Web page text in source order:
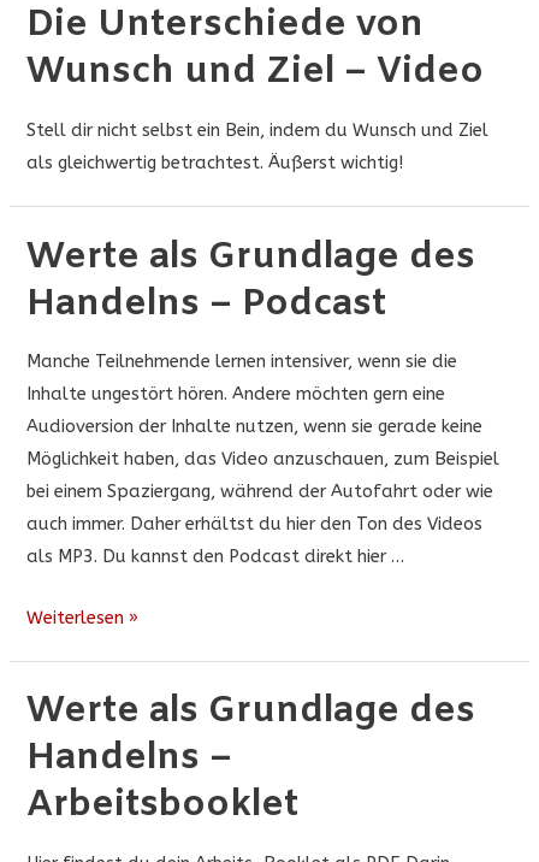
Wunsch
und
–
Arbeitsbooklet
Die Unterschiede von
Wunsch und Ziel – Video
Stell dir nicht selbst ein Bein, indem du Wunsch und Ziel
als gleichwertig betrachtest. Äußerst wichtig!
Werte als Grundlage des
Handelns – Podcast
Manche Teilnehmende lernen intensiver, wenn sie die
Inhalte ungestört hören. Andere möchten gern eine
Audioversion der Inhalte nutzen, wenn sie gerade keine
Möglichkeit haben, das Video anzuschauen, zum Beispiel
bei einem Spaziergang, während der Autofahrt oder wie
auch immer. Daher erhältst du hier den Ton des Videos
als MP3. Du kannst den Podcast direkt hier …
Werte
des
Handelns
Podcast
Weiterlesen »
Werte als Grundlage des
Handelns –
Arbeitsbooklet